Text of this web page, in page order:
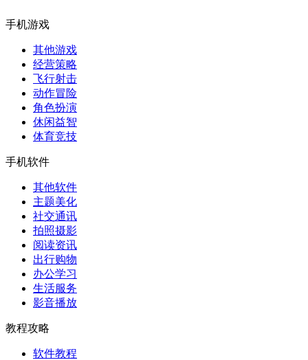
手机游戏
其他游戏
经营策略
飞行射击
动作冒险
角色扮演
休闲益智
体育竞技
手机软件
其他软件
主题美化
社交通讯
拍照摄影
阅读资讯
出行购物
办公学习
生活服务
影音播放
教程攻略
软件教程